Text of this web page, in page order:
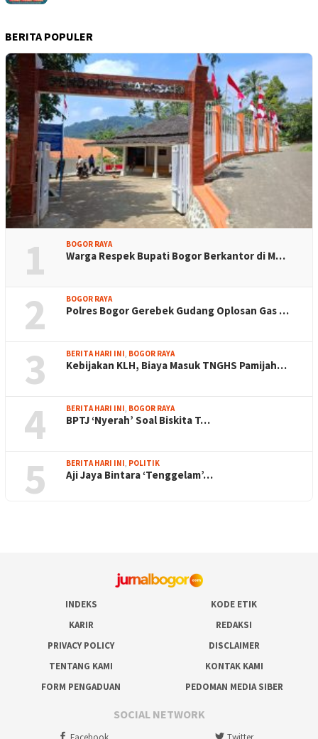
BERITA POPULER
1 BOGOR RAYA
Warga Respek Bupati Bogor Berkantor di M…
2 BOGOR RAYA
Polres Bogor Gerebek Gudang Oplosan Gas …
3 BERITA HARI INI, BOGOR RAYA
Kebijakan KLH, Biaya Masuk TNGHS Pamijah…
4 BERITA HARI INI, BOGOR RAYA
BPTJ ‘Nyerah’ Soal Biskita T…
5 BERITA HARI INI, POLITIK
Aji Jaya Bintara ‘Tenggelam’…
INDEKS
KODE ETIK
KARIR
REDAKSI
PRIVACY POLICY
DISCLAIMER
TENTANG KAMI
KONTAK KAMI
FORM PENGADUAN
PEDOMAN MEDIA SIBER
SOCIAL NETWORK